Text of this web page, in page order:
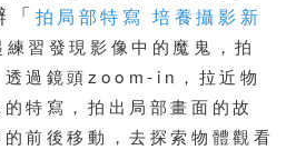
拍局部特寫 培養攝影新
練習發現影像中的魔鬼，拍
透過鏡頭zoom-in，拉近物
特寫，拍出局部畫面的故
前後移動，去探索物體觀看